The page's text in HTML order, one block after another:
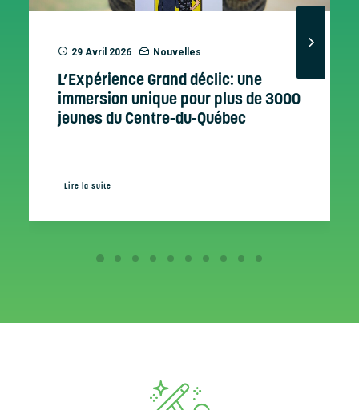
29 Avril 2026 Nouvelles
L’Expérience Grand déclic: une
immersion unique pour plus de 3000
jeunes du Centre-du-Québec
Lire la suite